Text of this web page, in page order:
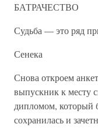
БАТРАЧЕСТВО
Судьба — это ряд
Сенека
Снова откроем
выпускник к месту
дипломом, который
сохранилась и